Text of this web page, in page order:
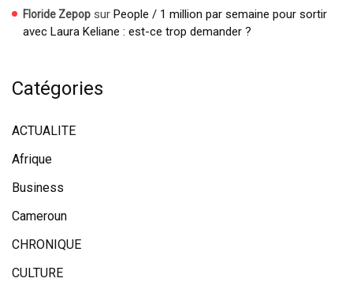
Floride Zepop sur People / 1 million par semaine pour sortir
avec Laura Keliane : est-ce trop demander ?
Catégories
ACTUALITE
Afrique
Business
Cameroun
CHRONIQUE
CULTURE